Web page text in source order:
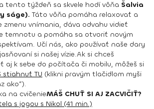
tento týždeň sa skvele hodí vôňa Šalvia
ságe). Táto vôňa pomáha relaxovať a
zmenu vnímania, dáva odvahu vidieť
temnotu a pomáha sa otvoriť novým
Učí nás, ako používať naše dary
si našej vízie.Ak si chceš
aj k sebe do počítača či mobilu, môžeš si
stiahnuť TU (klikni pravým tlačidlom myši
ako“).
na cvičenieMÁŠ CHUŤ SI AJ ZACVIČIŤ?
s jogou s Nikol (41 min.)